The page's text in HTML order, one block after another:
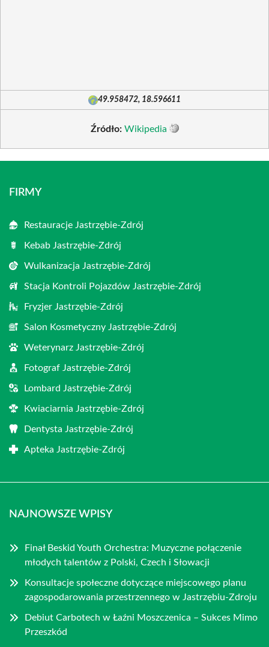
49.958472, 18.596611
Źródło: Wikipedia
FIRMY
Restauracje Jastrzębie-Zdrój
Kebab Jastrzębie-Zdrój
Wulkanizacja Jastrzębie-Zdrój
Stacja Kontroli Pojazdów Jastrzębie-Zdrój
Fryzjer Jastrzębie-Zdrój
Salon Kosmetyczny Jastrzębie-Zdrój
Weterynarz Jastrzębie-Zdrój
Fotograf Jastrzębie-Zdrój
Lombard Jastrzębie-Zdrój
Kwiaciarnia Jastrzębie-Zdrój
Dentysta Jastrzębie-Zdrój
Apteka Jastrzębie-Zdrój
NAJNOWSZE WPISY
Finał Beskid Youth Orchestra: Muzyczne połączenie
młodych talentów z Polski, Czech i Słowacji
Konsultacje społeczne dotyczące miejscowego planu
zagospodarowania przestrzennego w Jastrzębiu-Zdroju
Debiut Carbotech w Łaźni Moszczenica – Sukces Mimo
Przeszkód